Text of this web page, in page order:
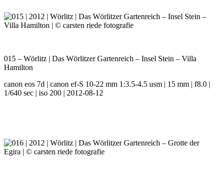
015 – Wörlitz | Das Wörlitzer Gartenreich – Insel Stein – Villa
Hamilton
canon eos 7d | canon ef-S 10-22 mm 1:3.5-4.5 usm | 15 mm | f8.0 |
1/640 sec | iso 200 | 2012-08-12